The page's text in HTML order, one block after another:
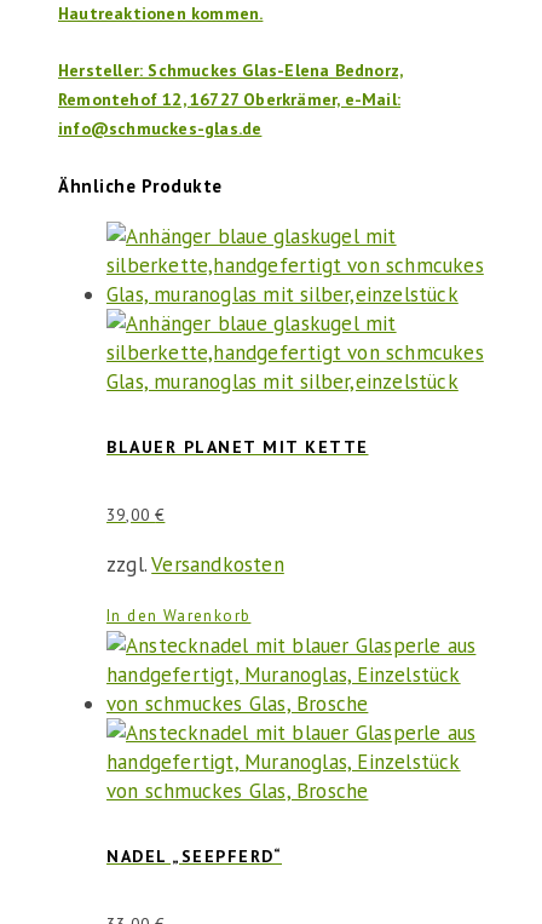
Hautreaktionen kommen.
Hersteller: Schmuckes Glas-Elena Bednorz,
Remontehof 12, 16727 Oberkrämer, e-Mail:
info@schmuckes-glas.de
Ähnliche Produkte
BLAUER PLANET MIT KETTE
39,00€
zzgl.Versandkosten
In den Warenkorb
NADEL „SEEPFERD“